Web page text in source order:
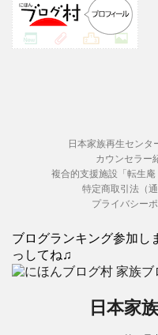
日本家族再生センタ
カウンセラー
複合的支援施設「転生庵
特定商取引法（
プライバシー
ブログランキング参加し
っしてね♫
日本家